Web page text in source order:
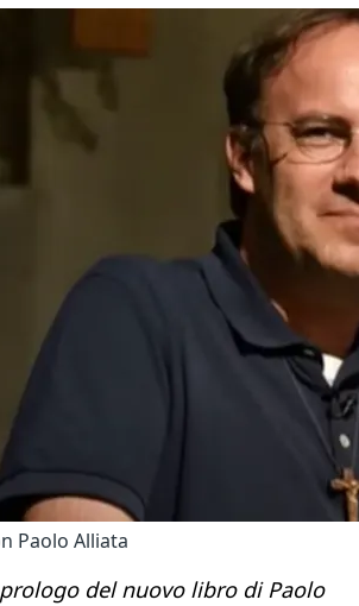
Paolo Alliata
del nuovo libro di Paolo